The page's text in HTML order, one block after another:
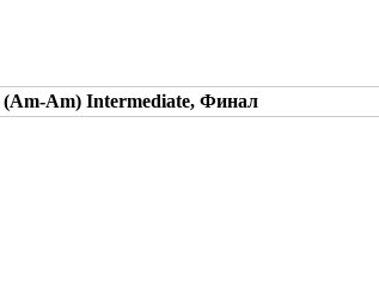
(Am-Am) Intermediate, Финал